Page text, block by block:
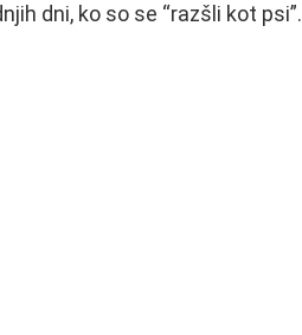
dni, ko so se “razšli kot psi”.